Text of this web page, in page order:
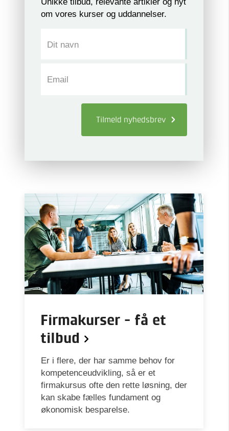
om vores kurser og uddannelser.
Dit navn
Email
Tilmeld nyhedsbrev
Firmakurser - få et
tilbud
Er i flere, der har samme behov for
kompetenceudvikling, så er et
firmakursus ofte den rette løsning, der
kan skabe fælles fundament og
økonomisk besparelse.